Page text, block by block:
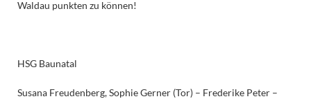
Waldau punkten zu können!
HSG Baunatal
Susana Freudenberg, Sophie Gerner (Tor) – Frederike Peter –